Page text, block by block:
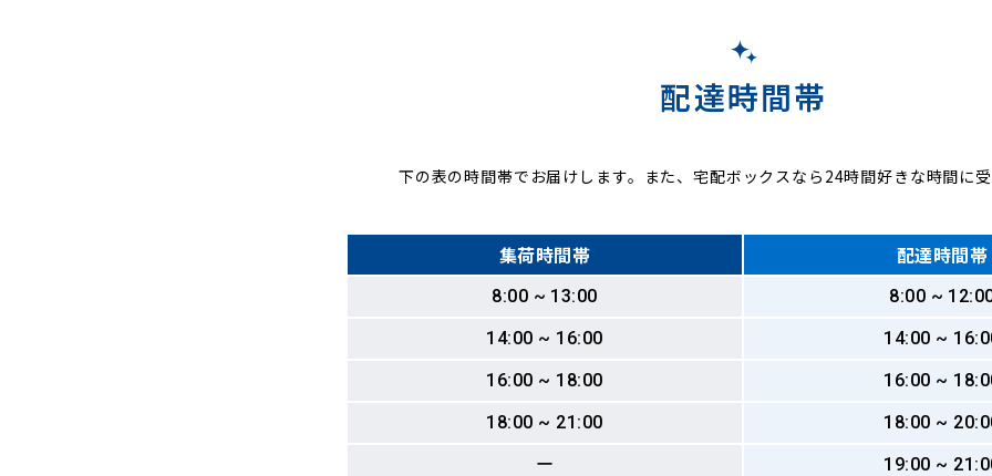
配達時間帯
下の表の時間帯でお届けします。また、宅配ボックスなら24時間好きな時間に
集荷時間帯 配達時間帯
8:00 ~ 13:00
8:00 ~
14:00 ~ 16:00
14:00 ~
16:00 ~ 18:00
16:00 ~
18:00 ~ 21:00
18:00 ~
ー
19:00 ~